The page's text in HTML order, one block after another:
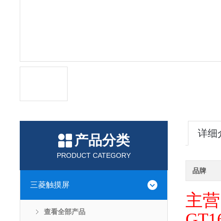
产品分类
PRODUCT CATEGORY
三菱触摸屏
查看全部产品
详细
品牌
主